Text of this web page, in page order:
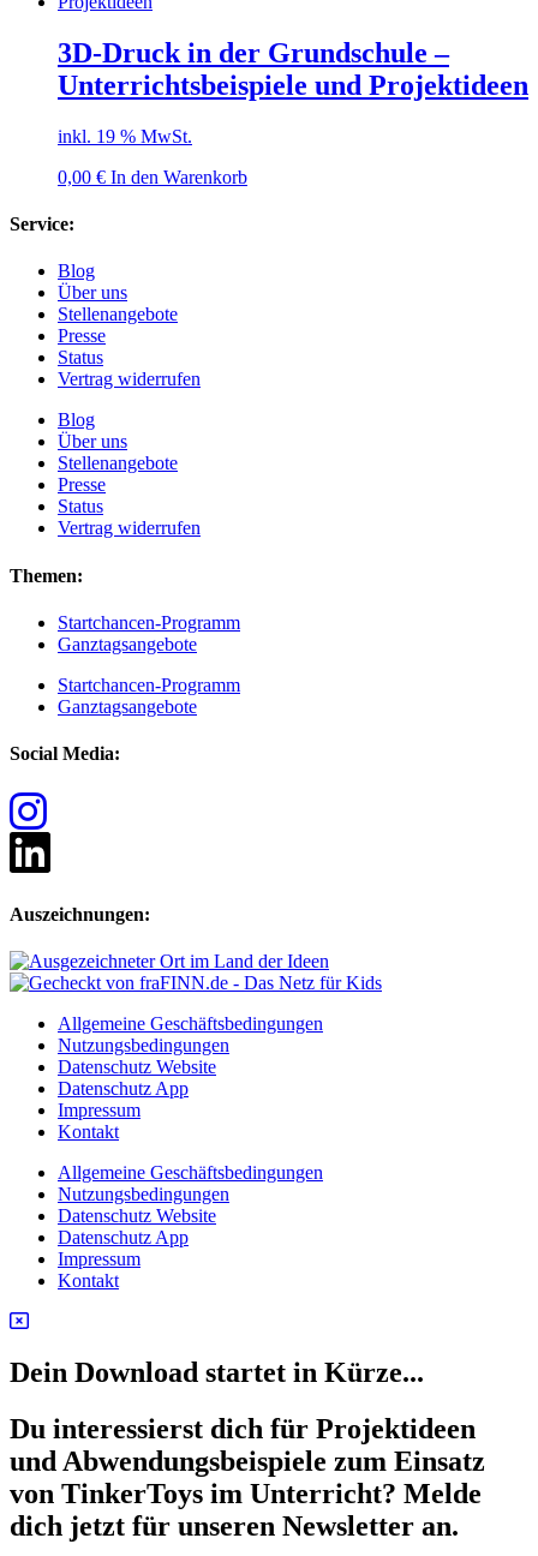
3D-Druck in der Grundschule –
Unterrichtsbeispiele und Projektideen
inkl. 19 % MwSt.
0,00 € In den Warenkorb
Service:
Blog
Über uns
Stellenangebote
Presse
Status
Vertrag widerrufen
Blog
Über uns
Stellenangebote
Presse
Status
Vertrag widerrufen
Themen:
Startchancen-Programm
Ganztagsangebote
Startchancen-Programm
Ganztagsangebote
Social Media:
Auszeichnungen:
Allgemeine Geschäftsbedingungen
Nutzungsbedingungen
Datenschutz Website
Datenschutz App
Impressum
Kontakt
Allgemeine Geschäftsbedingungen
Nutzungsbedingungen
Datenschutz Website
Datenschutz App
Impressum
Kontakt
Dein Download startet in Kürze...
Du interessierst dich für Projektideen
und Abwendungsbeispiele zum Einsatz
von TinkerToys im Unterricht? Melde
dich jetzt für unseren Newsletter an.